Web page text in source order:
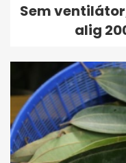
Sem
alig